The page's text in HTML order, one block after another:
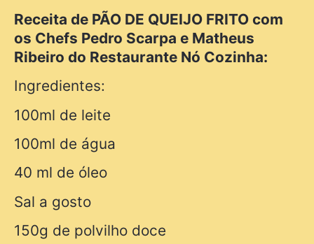
Receita de PÃO DE QUEIJO FRITO com
os Chefs Pedro Scarpa e Matheus
Ribeiro do Restaurante Nó Cozinha:
Ingredientes:
100ml de leite
100ml de água
40 ml de óleo
Sal a gosto
150g de polvilho doce